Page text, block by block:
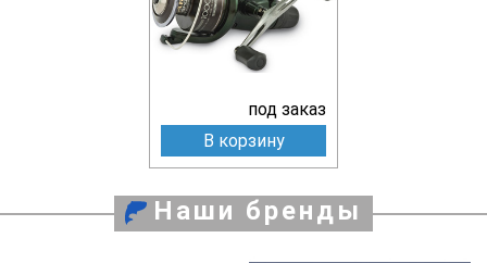
под заказ
В корзину
Наши бренды